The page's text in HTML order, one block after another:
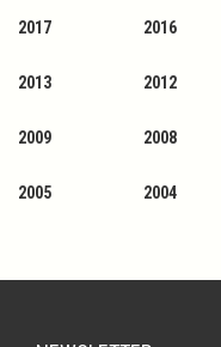
2017 2016
2013 2012
2009 2008
2005 2004